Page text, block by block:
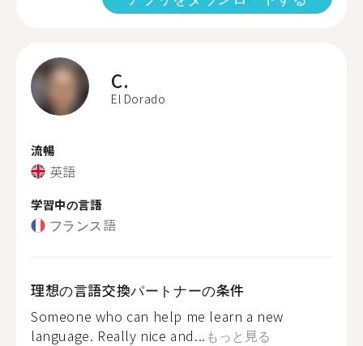
C.
El Dorado
流暢
英語
学習中の言語
フランス語
理想の言語交換パートナーの条件
Someone who can help me learn a new
language. Really nice and... もっと見る